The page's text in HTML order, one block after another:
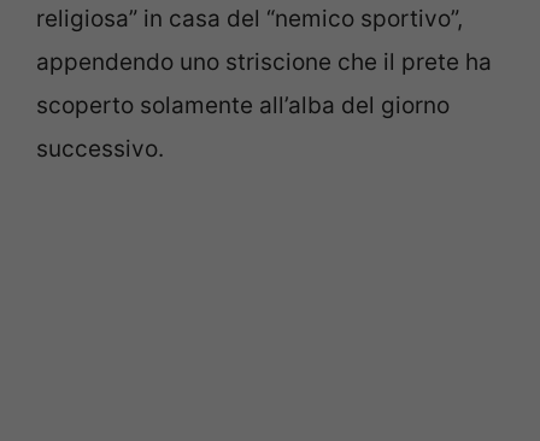
religiosa” in casa del “nemico sportivo”,
appendendo uno striscione che il prete ha
scoperto solamente all’alba del giorno
successivo.